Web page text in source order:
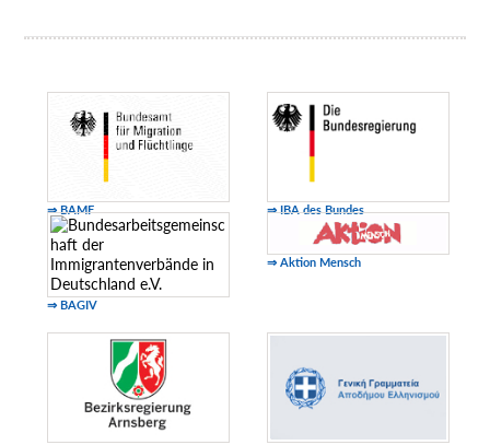
⇒ BAMF ⇒ IBA des Bundes
⇒ BAGIV
⇒ Aktion Mensch